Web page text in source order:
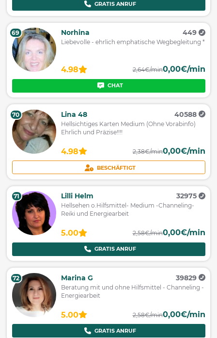
GRATIS ANRUF
69 Norhina 449
Liebevolle - ehrlich emphatische Wegbegleitung *
4.98 2,64€/min0,00€/min
CHAT
70 Lina 48 40588
Hellsichtiges Karten Medium (Ohne Vorabinfo)
Ehrlich und Präzise!!!!
4.98 2,38€/min0,00€/min
BESCHÄFTIGT
71 Lilli Helm 32975
Hellsehen o.Hilfsmittel- Medium -Channeling-
Reiki und Energiearbeit
5.00 2,58€/min0,00€/min
GRATIS ANRUF
72 Marina G 39829
Beratung mit und ohne Hilfsmittel - Channeling -
Energiearbeit
5.00 2,58€/min0,00€/min
GRATIS ANRUF